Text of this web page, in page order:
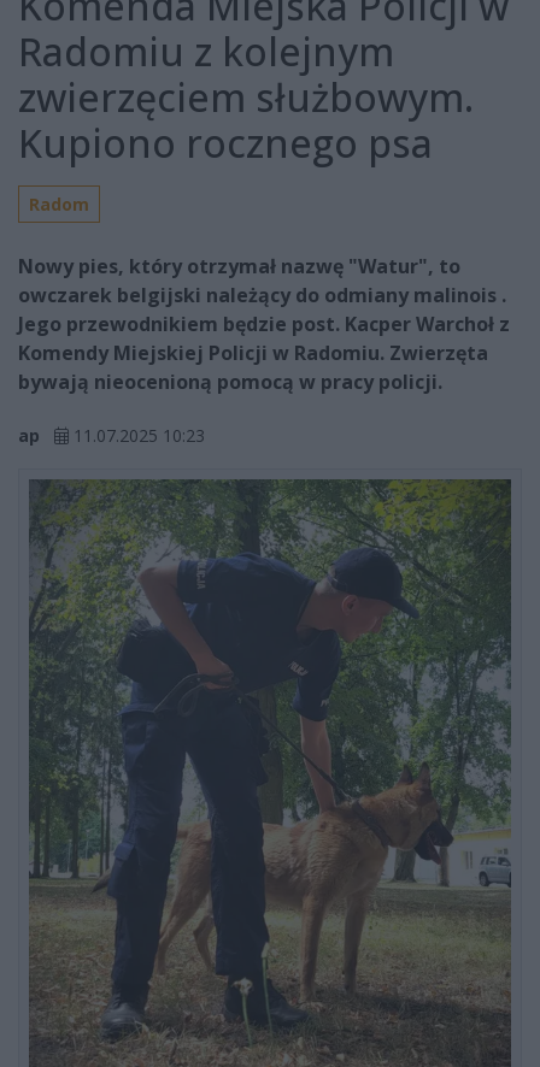
Radomiu z kolejnym
zwierzęciem służbowym.
Kupiono rocznego psa
Radom
Nowy pies, który otrzymał nazwę "Watur", to
owczarek belgijski należący do odmiany malinois .
Jego przewodnikiem będzie post. Kacper Warchoł z
Komendy Miejskiej Policji w Radomiu. Zwierzęta
bywają nieocenioną pomocą w pracy policji.
ap 11.07.2025 10:23